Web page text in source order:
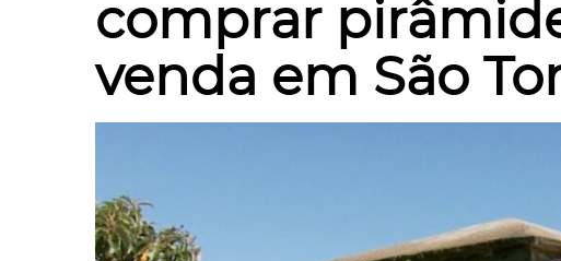
comprar
venda em São